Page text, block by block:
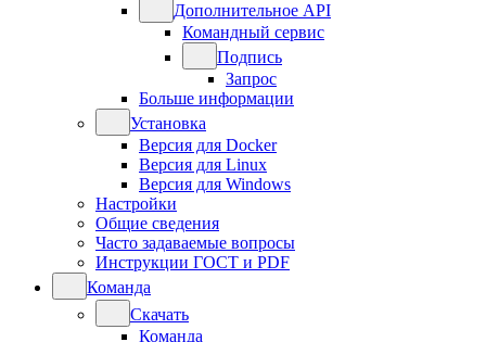
Дополнительное API
Командный сервис
Подпись
Запрос
Больше информации
Установка
Версия для Docker
Версия для Linux
Версия для Windows
Настройки
Общие сведения
Часто задаваемые вопросы
Инструкции ГОСТ и PDF
Команда
Скачать
Команда